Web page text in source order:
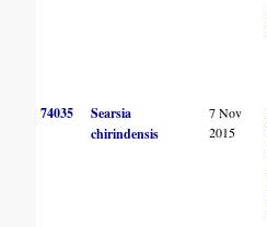
74035
Searsia
chirindensis
7 Nov
2015